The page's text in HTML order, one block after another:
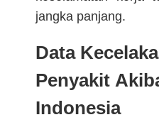
jangka panjang.
Data
Penyakit
Indonesia